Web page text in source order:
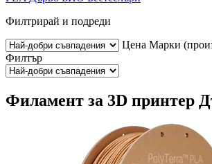
Филтрирай и подреди
Цена Марки
Филтър
Филамент за 3D принтер